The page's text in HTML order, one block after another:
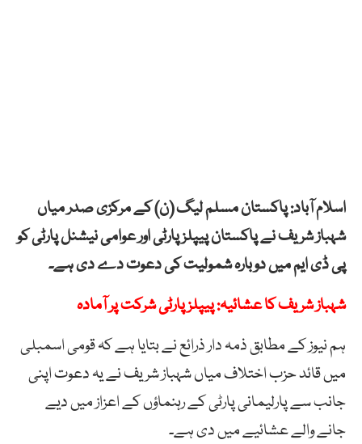
اسلام آباد: پاکستان مسلم لیگ (ن) کے مرکزی صدر میاں
شہباز شریف نے پاکستان پیپلزپارٹی اور عوامی نیشنل پارٹی کو
پی ڈی ایم میں دوبارہ شمولیت کی دعوت دے دی ہے۔
شہباز شریف کا عشائیہ: پیپلزپارٹی شرکت پر آمادہ
ہم نیوز کے مطابق ذمہ دار ذرائع نے بتایا ہے کہ قومی اسمبلی
میں قائد حزب اختلاف میاں شہباز شریف نے یہ دعوت اپنی
جانب سے پارلیمانی پارٹی کے رہنماؤں کے اعزاز میں دیے
جانے والے عشائیے میں دی ہے۔